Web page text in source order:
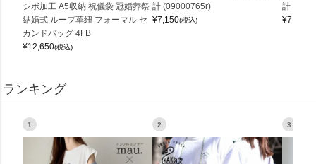
シボ加工 A5収納 祝儀袋 冠婚葬祭
結婚式 ループ革紐 フォーマル セ
カンドバッグ 4FB
¥12,650(税込)
計 (09000765r)
¥7,150(税込)
計
¥7,150
ランキング
1 2 3